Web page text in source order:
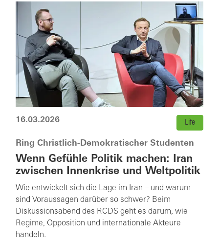
16.03.2026 Life
Ring Christlich-Demokratischer Studenten
Wenn Gefühle Politik machen: Iran
zwischen Innenkrise und Weltpolitik
Wie entwickelt sich die Lage im Iran – und warum
sind Voraussagen darüber so schwer? Beim
Diskussionsabend des RCDS geht es darum, wie
Regime, Opposition und internationale Akteure
handeln.